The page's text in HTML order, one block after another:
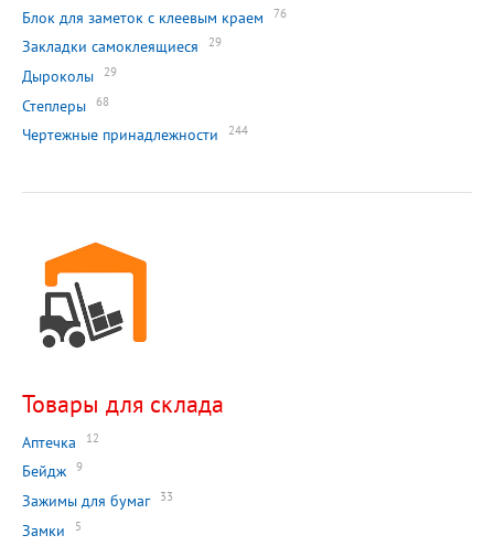
Блок для заметок с клеевым краем 76
Закладки самоклеящиеся 29
Дыроколы 29
Степлеры 68
Чертежные принадлежности 244
Товары для склада
Аптечка 12
Бейдж 9
Зажимы для бумаг 33
Замки 5